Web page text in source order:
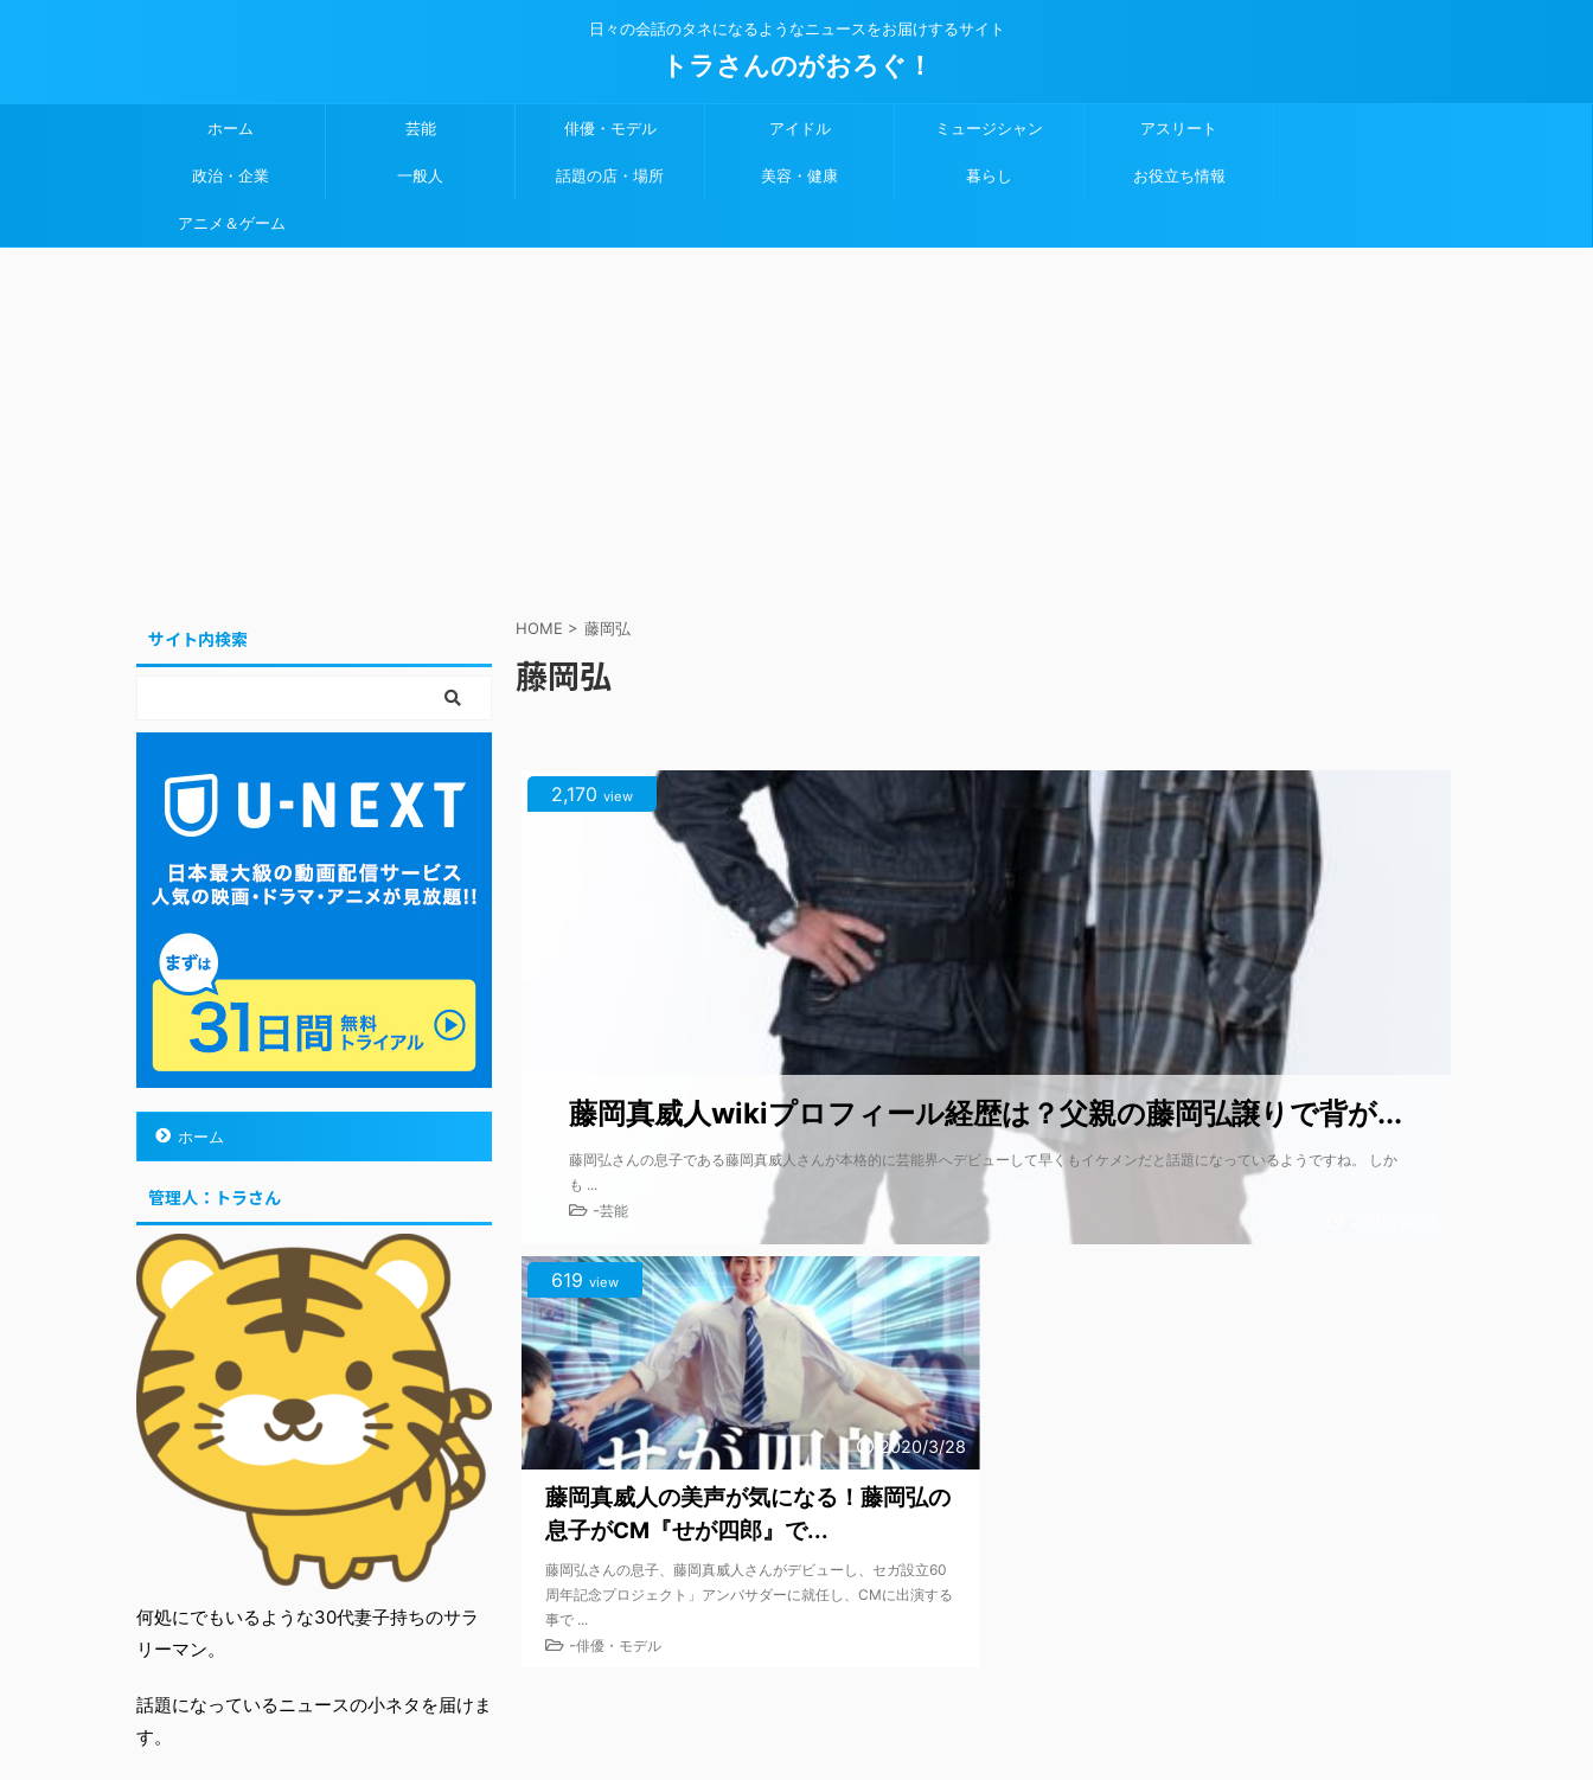
日々の会話のタネになるようなニュースをお届けするサイト
トラさんのがおろぐ！
ホーム 芸能 俳優・モデル アイドル ミュージシャン アスリート
政治・企業 一般人 話題の店・場所 美容・健康 暮らし お役立ち情報
アニメ＆ゲーム
HOME > 藤岡弘
藤岡弘
2,170 view
藤岡真威人wikiプロフィール経歴は？父親の藤岡弘譲りで背が...
藤岡弘さんの息子である藤岡真威人さんが本格的に芸能界へデビューして早くもイケメンだと話題になっているようですね。 しか
も ...
-芸能
2020/3/28
619 view
藤岡真威人の美声が気になる！藤岡弘の
息子がCM『せが四郎』で...
藤岡弘さんの息子、藤岡真威人さんがデビューし、セガ設立60
周年記念プロジェクト」アンバサダーに就任し、CMに出演する
事で ...
-俳優・モデル
サイト内検索
ホーム
管理人：トラさん
何処にでもいるような30代妻子持ちのサラ
リーマン。
話題になっているニュースの小ネタを届けま
す。